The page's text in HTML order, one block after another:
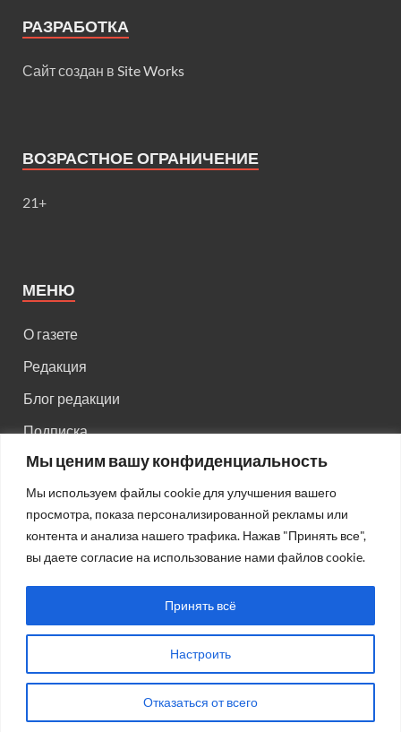
Мы ценим вашу конфиденциальность
Мы используем файлы cookie для улучшения вашего
просмотра, показа персонализированной рекламы или
контента и анализа нашего трафика. Нажав "Принять все",
вы даете согласие на использование нами файлов cookie.
Настроить
Отказаться от всего
Принять всё
РАЗРАБОТКА
Сайт создан в Site Works
ВОЗРАСТНОЕ ОГРАНИЧЕНИЕ
21+
МЕНЮ
О газете
Редакция
Блог редакции
Подписка
Правила поведения на сайте
Реклама
Старый сайт
Старый HTML сайт
Авторсие права: © 2026Газета "Советская Россия".